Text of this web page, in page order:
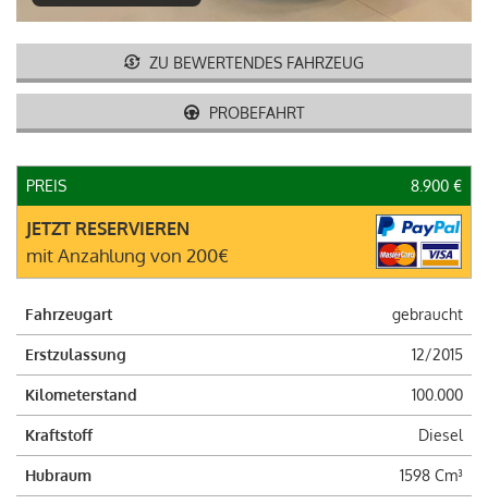
ZU BEWERTENDES FAHRZEUG
PROBEFAHRT
PREIS 8.900 €
JETZT RESERVIEREN
mit Anzahlung von 200€
Fahrzeugart gebraucht
Erstzulassung 12/2015
Kilometerstand 100.000
Kraftstoff Diesel
Hubraum 1598 Cm³